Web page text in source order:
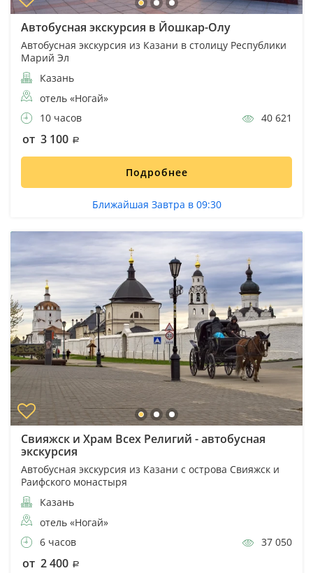
Автобусная экскурсия в Йошкар-Олу
Автобусная экскурсия из Казани в столицу Республики
Марий Эл
Казань
отель «Ногай»
10 часов
40 621
от 3 100
Подробнее
Ближайшая Завтра в 09:30
Свияжск и Храм Всех Религий - автобусная
экскурсия
Автобусная экскурсия из Казани с острова Свияжск и
Раифского монастыря
Казань
отель «Ногай»
6 часов
37 050
от 2 400